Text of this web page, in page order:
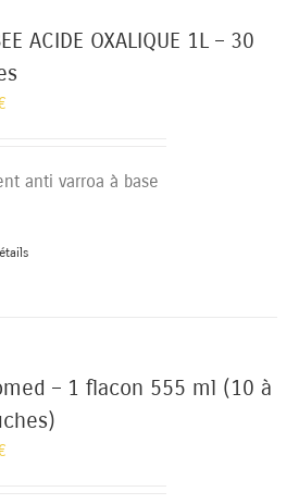
ACIDE OXALIQUE 1L – 30
anti varroa à base
– 1 flacon 555 ml (10 à